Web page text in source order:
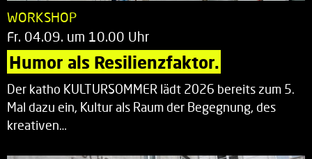
WORKSHOP
Fr. 04.09. um 10.00 Uhr
Humor als Resilienzfaktor.
Der katho KULTURSOMMER lädt 2026 bereits zum 5.
Mal dazu ein, Kultur als Raum der Begegnung, des
kreativen…